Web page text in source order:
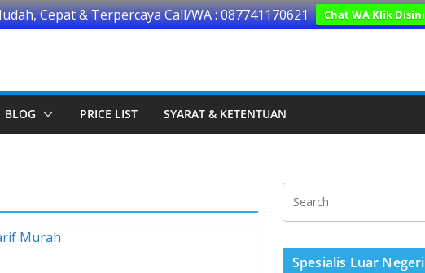
Cepat & Terpercaya Call/WA : 087741170621 Chat WA Klik Disini
BLOG PRICE LIST SYARAT & KETENTUAN
Spesialis Luar Negeri